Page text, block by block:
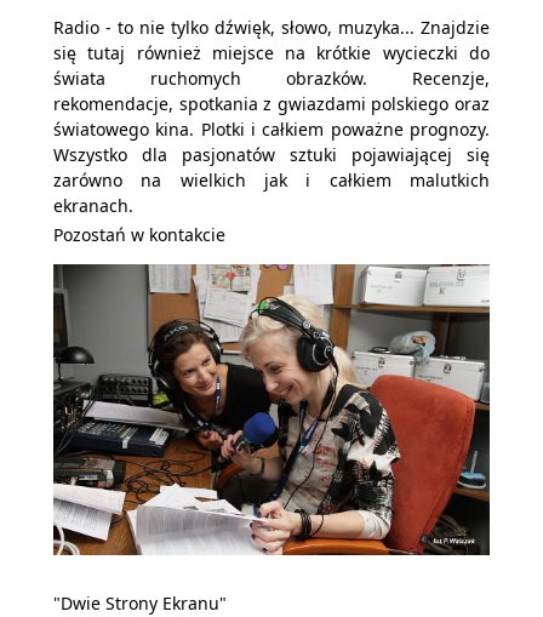
Radio - to nie tylko dźwięk, słowo, muzyka... Znajdzie
się tutaj również miejsce na krótkie wycieczki do
świata ruchomych obrazków. Recenzje,
rekomendacje, spotkania z gwiazdami polskiego oraz
światowego kina. Plotki i całkiem poważne prognozy.
Wszystko dla pasjonatów sztuki pojawiającej się
zarówno na wielkich jak i całkiem malutkich
ekranach.
Pozostań w kontakcie
"Dwie Strony Ekranu"